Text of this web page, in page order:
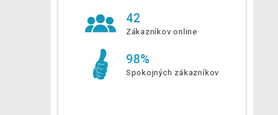
42
Zákazníkov online
98%
Spokojných zákazníkov